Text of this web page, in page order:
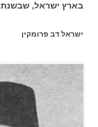
בארץ ישראל, שבשנת 1863 יסד את העיתון העברי "חבצלת".
ישראל דב פרומקין